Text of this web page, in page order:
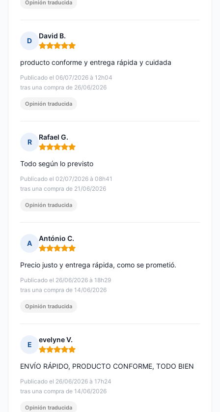
Opinión traducida
D
David B.
Nota: 5 de 5
Publicado el 06/07/2026 à 12h04
tras una compra de 26/06/2026
producto conforme y entrega rápida y cuidada
Opinión traducida
R
Rafael G.
Nota: 5 de 5
Publicado el 02/07/2026 à 08h41
tras una compra de 21/06/2026
Todo según lo previsto
Opinión traducida
A
António C.
Nota: 5 de 5
Publicado el 26/06/2026 à 18h29
tras una compra de 14/06/2026
Precio justo y entrega rápida, como se prometió.
Opinión traducida
E
evelyne V.
Nota: 5 de 5
Publicado el 26/06/2026 à 17h24
tras una compra de 14/06/2026
ENVÍO RÁPIDO, PRODUCTO CONFORME, TODO BIEN
Opinión traducida